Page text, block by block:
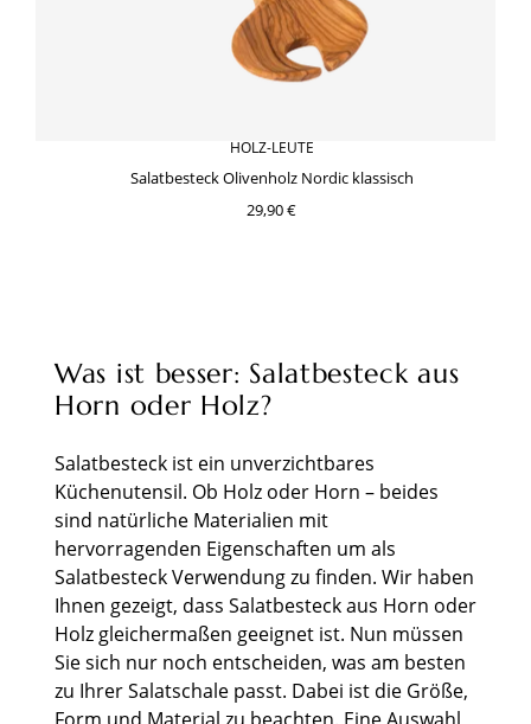
HOLZ-LEUTE
Salatbesteck Olivenholz Nordic klassisch
29,90 €
Was ist besser: Salatbesteck aus
Horn oder Holz?
Salatbesteck ist ein unverzichtbares
Küchenutensil. Ob Holz oder Horn – beides
sind natürliche Materialien mit
hervorragenden Eigenschaften um als
Salatbesteck Verwendung zu finden. Wir haben
Ihnen gezeigt, dass Salatbesteck aus Horn oder
Holz gleichermaßen geeignet ist. Nun müssen
Sie sich nur noch entscheiden, was am besten
zu Ihrer Salatschale passt. Dabei ist die Größe,